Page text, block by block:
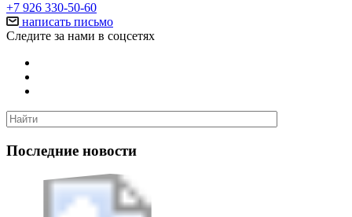
+7 926 330-50-60
написать письмо
Следите за нами в соцсетях
Последние новости